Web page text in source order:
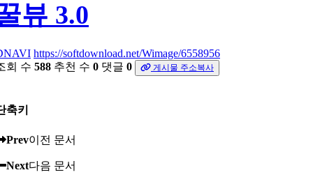
뷰 3.0
https://softdownload.net/Wimage/6558956
회 수 588 추천 수 0 댓글 0 게시물 주소복사
축키
Prev이전 문서
Next다음 문서